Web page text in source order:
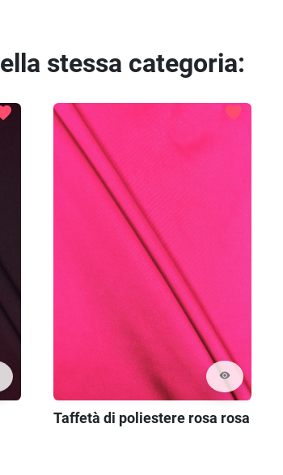
stessa categoria:
visibility
favorite
Taffetà di poliestere rosa rosa